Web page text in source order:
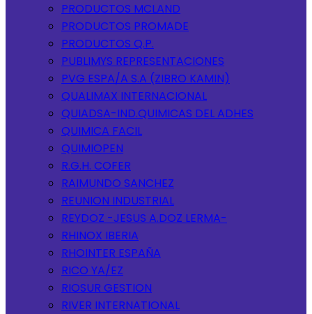
PRODUCTOS MCLAND
PRODUCTOS PROMADE
PRODUCTOS Q.P.
PUBLIMYS REPRESENTACIONES
PVG ESPA/A S.A (ZIBRO KAMIN)
QUALIMAX INTERNACIONAL
QUIADSA-IND.QUIMICAS DEL ADHES
QUIMICA FACIL
QUIMIOPEN
R.G.H. COFER
RAIMUNDO SANCHEZ
REUNION INDUSTRIAL
REYDOZ -JESUS A.DOZ LERMA-
RHINOX IBERIA
RHOINTER ESPAÑA
RICO YA/EZ
RIOSUR GESTION
RIVER INTERNATIONAL